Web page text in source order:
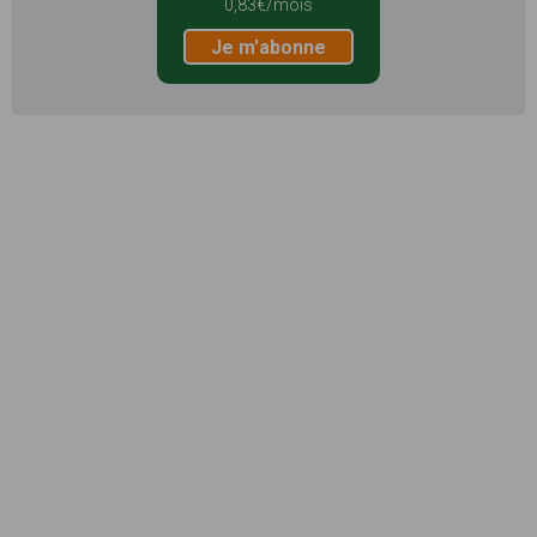
0,83€/mois
Je m'abonne